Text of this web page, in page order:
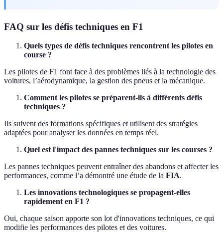
FAQ sur les défis techniques en F1
Quels types de défis techniques rencontrent les pilotes en
course ?
Les pilotes de F1 font face à des problèmes liés à la technologie des
voitures, l’aérodynamique, la gestion des pneus et la mécanique.
Comment les pilotes se préparent-ils à différents défis
techniques ?
Ils suivent des formations spécifiques et utilisent des stratégies
adaptées pour analyser les données en temps réel.
Quel est l'impact des pannes techniques sur les courses ?
Les pannes techniques peuvent entraîner des abandons et affecter les
performances, comme l’a démontré une étude de la FIA.
Les innovations technologiques se propagent-elles
rapidement en F1 ?
Oui, chaque saison apporte son lot d'innovations techniques, ce qui
modifie les performances des pilotes et des voitures.